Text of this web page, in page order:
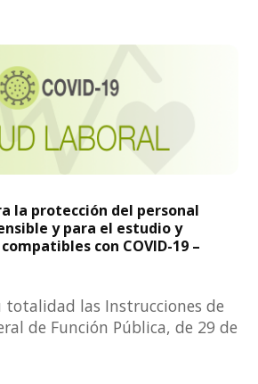
la protección del personal
y para el estudio y
con COVID-19 –
totalidad las Instrucciones de
de Función Pública, de 29 de